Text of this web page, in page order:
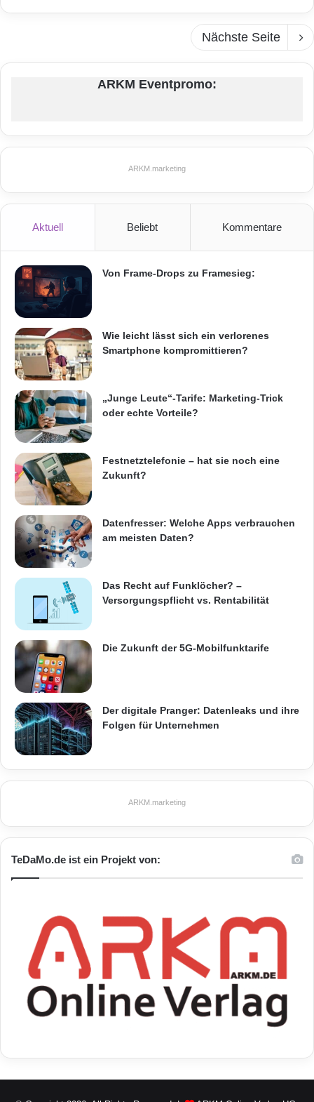
Nächste Seite
ARKM Eventpromo:
ARKM.marketing
Aktuell Beliebt Kommentare
Von Frame-Drops zu Framesieg:
Wie leicht lässt sich ein verlorenes
Smartphone kompromittieren?
„Junge Leute“-Tarife: Marketing-Trick
oder echte Vorteile?
Festnetztelefonie – hat sie noch eine
Zukunft?
Datenfresser: Welche Apps verbrauchen
am meisten Daten?
Das Recht auf Funklöcher? –
Versorgungspflicht vs. Rentabilität
Die Zukunft der 5G-Mobilfunktarife
Der digitale Pranger: Datenleaks und ihre
Folgen für Unternehmen
ARKM.marketing
TeDaMo.de ist ein Projekt von: